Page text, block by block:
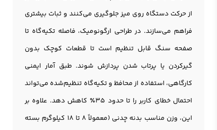
از حرکت دستگاه روی میز جلوگیری می‌کنند و ثبات بیشتری
فراهم می‌سازند. در طراحی ارگونومیک، فاصله تکیه‌گاه تا
صفحه سنگ قابل تنظیم است تا قطعات کوچک بدون
گیرکردن یا پرتاب شدن پردازش شوند. طبق آمار ایمنی
کارگاهی، استفاده از محافظ و تکیه‌گاه تنظیم‌شده می‌تواند
احتمال خطای کاربر را تا حدود 35٪ کاهش دهد. علاوه بر
این، وزن مناسب بدنه چدنی (معمولاً 8 تا 18 کیلوگرم بسته